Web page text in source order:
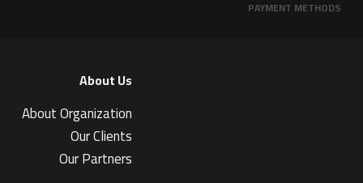
PAYMENT METHODS
About Us
About Organization
Our Clients
Our Partners